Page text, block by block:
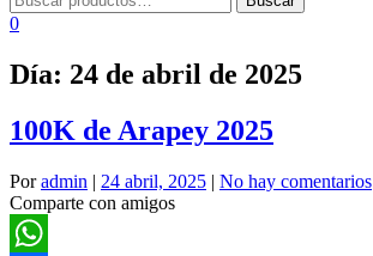
0
Día: 24 de abril de 2025
100K de Arapey 2025
Poradmin | 24 abril, 2025 | No hay comentarios
Comparte con amigos